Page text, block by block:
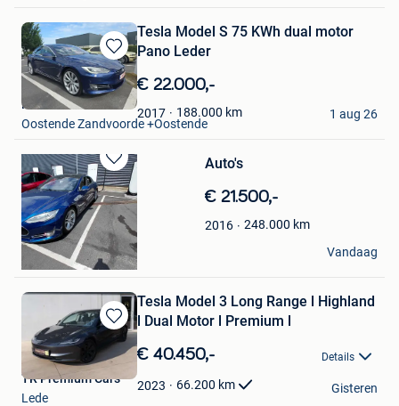
Bewaren
in
Mijn
Favorieten
Tesla Model S 75 KWh dual motor
Pano Leder
€ 22.000,-
2017 188.000 km
MoSer
Oostende Zandvoorde +Oostende
1 aug 26
Bewaren
in
Mijn
Favorieten
Auto's
€ 21.500,-
2016 248.000 km
JM
Deinze
Vandaag
Bewaren
in
Mijn
Favorieten
Tesla Model 3 Long Range l Highland
l Dual Motor l Premium l
€ 40.450,- Details
2023 66.200 km
TR Premium Cars
Lede
Gisteren